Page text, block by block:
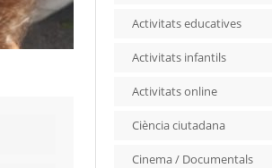
Activitats educatives
Activitats infantils
Activitats online
Ciència ciutadana
Cinema / Documentals